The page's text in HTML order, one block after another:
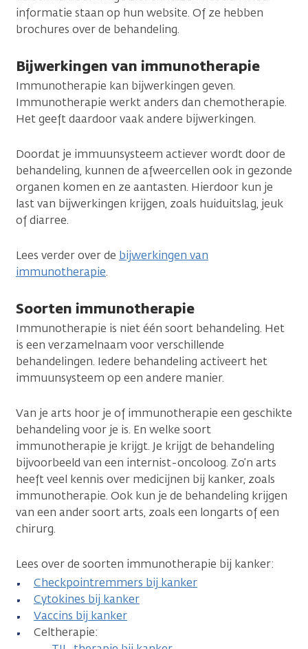
informatie staan op hun website. Of ze hebben
brochures over de behandeling.
Bijwerkingen van immunotherapie
Immunotherapie kan bijwerkingen geven.
Immunotherapie werkt anders dan chemotherapie.
Het geeft daardoor vaak andere bijwerkingen.
Doordat je immuunsysteem actiever wordt door de
behandeling, kunnen de afweercellen ook in gezonde
organen komen en ze aantasten. Hierdoor kun je
last van bijwerkingen krijgen, zoals huiduitslag, jeuk
of diarree.
Lees verder over de bijwerkingen van
immunotherapie.
Soorten immunotherapie
Immunotherapie is niet één soort behandeling. Het
is een verzamelnaam voor verschillende
behandelingen. Iedere behandeling activeert het
immuunsysteem op een andere manier.
Van je arts hoor je of immunotherapie een geschikte
behandeling voor je is. En welke soort
immunotherapie je krijgt. Je krijgt de behandeling
bijvoorbeeld van een internist-oncoloog. Zo’n arts
heeft veel kennis over medicijnen bij kanker, zoals
immunotherapie. Ook kun je de behandeling krijgen
van een ander soort arts, zoals een longarts of een
chirurg.
Lees over de soorten immunotherapie bij kanker:
Checkpointremmers bij kanker
Cytokines bij kanker
Vaccins bij kanker
Celtherapie: